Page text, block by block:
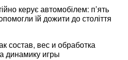
керує автомобілем: п’ять
їй дожити до століття
состав, вес и обработка
динамику игры